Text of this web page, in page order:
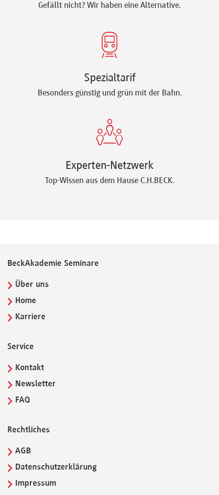
Gefällt nicht? Wir haben eine Alternative.
Spezialtarif
Besonders günstig und grün mit der Bahn.
Experten-Netzwerk
Top-Wissen aus dem Hause C.H.BECK.
BeckAkademie Seminare
Über uns
Home
Karriere
Service
Kontakt
Newsletter
FAQ
Rechtliches
AGB
Datenschutzerklärung
Impressum